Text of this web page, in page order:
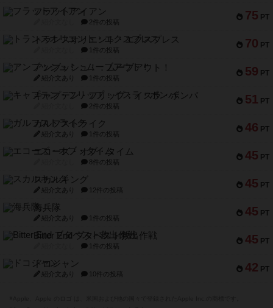
75 PT
フラットアイアン
2件の投稿
70 PT
トランスオリエント・エクスプレス
1件の投稿
59 PT
アンブッシュ！：ムーブアウト！
紹介文あり 1件の投稿
51 PT
キャプテン・フリップ：イスラ・ボンバ
2件の投稿
46 PT
ガルフストライク
紹介文あり 1件の投稿
45 PT
エコーズ・オブ・タイム
8件の投稿
45 PT
スカルキング
紹介文あり 12件の投稿
45 PT
海兵隊
紹介文あり 1件の投稿
45 PT
Bitter End ブタペスト救出作戦
1件の投稿
42 PT
ドコジャン
紹介文あり 10件の投稿